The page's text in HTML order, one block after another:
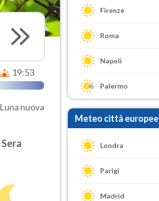
19:53
Luna nuova
Sera
Firenze
Roma
Napoli
Palermo
Meteo città europee
Londra
Parigi
Madrid